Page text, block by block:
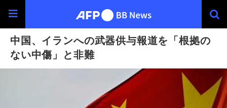
中国、イランへの武器供与報道を「根拠の
ない中傷」と非難